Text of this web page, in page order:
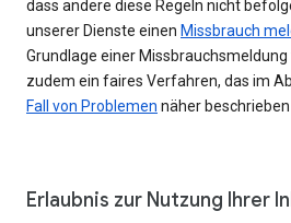
dass andere diese Regeln nicht
unserer Dienste einen Missbrauch
Grundlage einer
zudem ein faires Verfahren, das im
Fall von Problemen näher
Erlaubnis zur Nutzung Ihrer